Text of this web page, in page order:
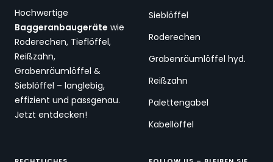
Hochwertige
Baggeranbaugeräte wie
Roderechen, Tieflöffel,
Reißzahn,
Grabenräumlöffel &
Sieblöffel – langlebig,
effizient und passgenau.
Jetzt entdecken!
Sieblöffel
Roderechen
Grabenräumlöffel hyd.
Reißzahn
Palettengabel
Kabellöffel